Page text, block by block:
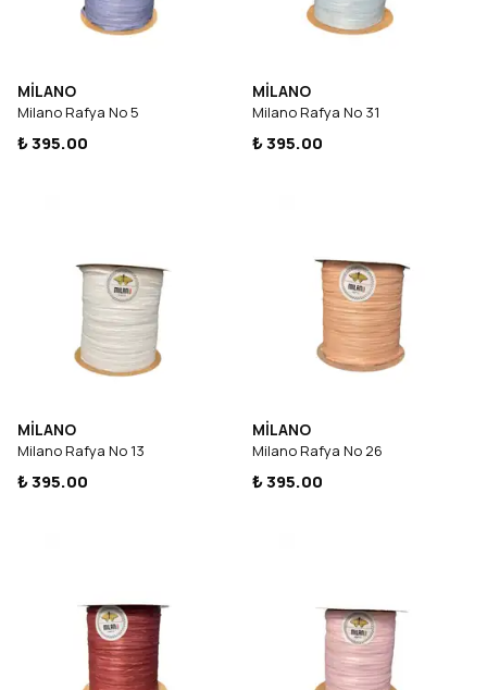
MİLANO
Milano Rafya No 5
₺ 395.00
MİLANO
Milano Rafya No 31
₺ 395.00
MİLANO
Milano Rafya No 13
₺ 395.00
MİLANO
Milano Rafya No 26
₺ 395.00